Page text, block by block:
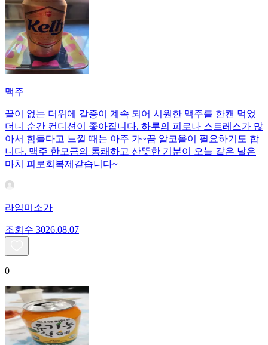
맥주
끝이 없는 더위에 갈증이 계속 되어 시원한 맥주를 한캔 먹었
더니 순간 컨디션이 좋아집니다. 하루의 피로나 스트레스가 많
아서 힘들다고 느낄 때는 아주 가~끔 알코올이 필요하기도 합
니다. 맥주 한모금의 통쾌하고 산뜻한 기분이 오늘 같은 날은
마치 피로회복제같습니다~
라임미소가
조회수 3026.08.07
0